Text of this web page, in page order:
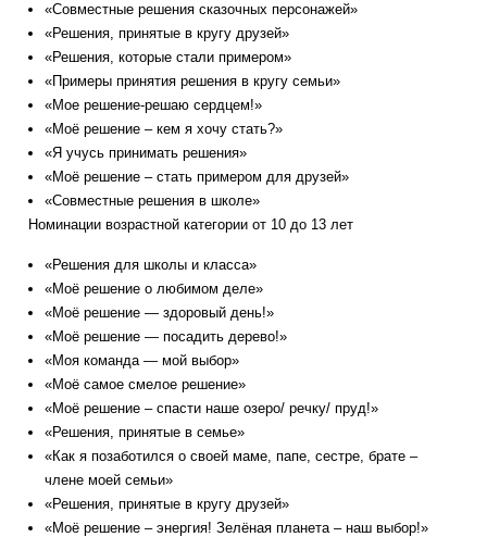
«Совместные решения сказочных персонажей»
«Решения, принятые в кругу друзей»
«Решения, которые стали примером»
«Примеры принятия решения в кругу семьи»
«Мое решение-решаю сердцем!»
«Моё решение – кем я хочу стать?»
«Я учусь принимать решения»
«Моё решение – стать примером для друзей»
«Совместные решения в школе»
Номинации возрастной категории от 10 до 13 лет
«Решения для школы и класса»
«Моё решение о любимом деле»
«Моё решение — здоровый день!»
«Моё решение — посадить дерево!»
«Моя команда — мой выбор»
«Моё самое смелое решение»
«Моё решение – спасти наше озеро/ речку/ пруд!»
«Решения, принятые в семье»
«Как я позаботился о своей маме, папе, сестре, брате –
члене моей семьи»
«Решения, принятые в кругу друзей»
«Моё решение – энергия! Зелёная планета – наш выбор!»